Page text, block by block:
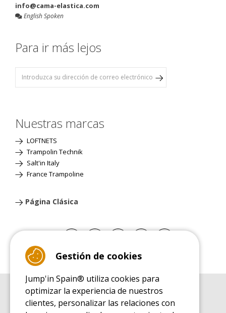
info@cama-elastica.com
English Spoken
Para ir más lejos
Nuestras marcas
LOFTNETS
Trampolin Technik
Salt'in Italy
France Trampoline
Página Clásica
GUÍA DE COMPRA
Guía de compra para las camas elásticas de ocio
Gestión de cookies
Jump'in Spain® utiliza cookies para
optimizar la experiencia de nuestros
clientes, personalizar las relaciones con